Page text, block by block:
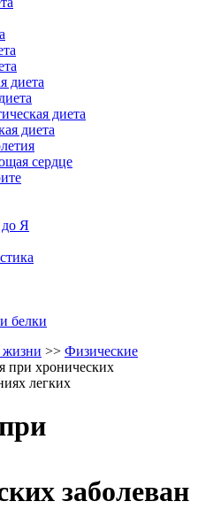
диета
диета
диета
сердце
Я
белки
жизни >> Физические
при хронических
легких
заболеван